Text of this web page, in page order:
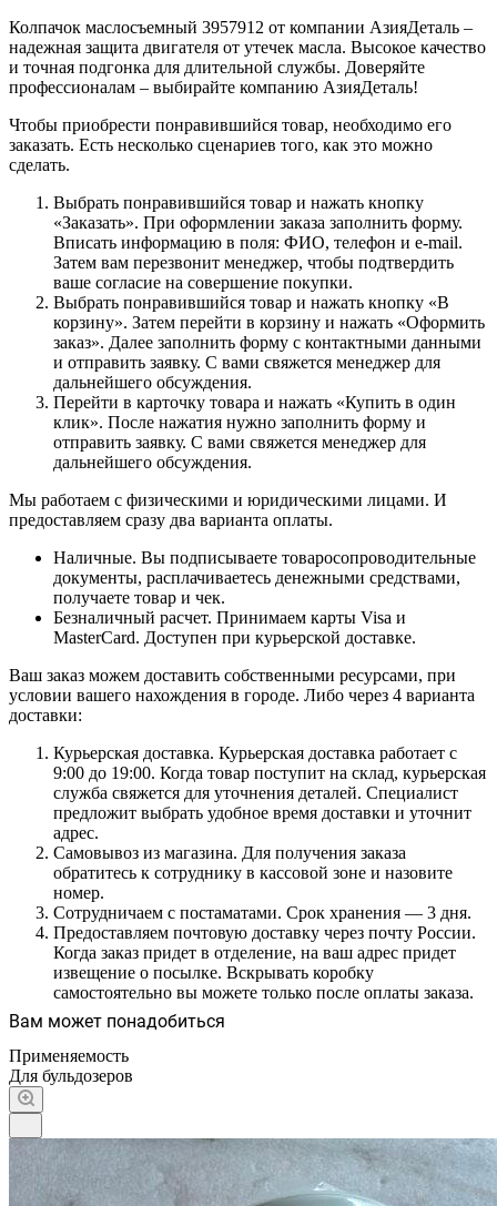
Колпачок маслосъемный 3957912 от компании АзияДеталь –
надежная защита двигателя от утечек масла. Высокое качество
и точная подгонка для длительной службы. Доверяйте
профессионалам – выбирайте компанию АзияДеталь!
Чтобы приобрести понравившийся товар, необходимо его
заказать. Есть несколько сценариев того, как это можно
сделать.
Выбрать понравившийся товар и нажать кнопку
«Заказать». При оформлении заказа заполнить форму.
Вписать информацию в поля: ФИО, телефон и e-mail.
Затем вам перезвонит менеджер, чтобы подтвердить
ваше согласие на совершение покупки.
Выбрать понравившийся товар и нажать кнопку «В
корзину». Затем перейти в корзину и нажать «Оформить
заказ». Далее заполнить форму с контактными данными
и отправить заявку. С вами свяжется менеджер для
дальнейшего обсуждения.
Перейти в карточку товара и нажать «Купить в один
клик». После нажатия нужно заполнить форму и
отправить заявку. С вами свяжется менеджер для
дальнейшего обсуждения.
Мы работаем с физическими и юридическими лицами. И
предоставляем сразу два варианта оплаты.
Наличные. Вы подписываете товаросопроводительные
документы, расплачиваетесь денежными средствами,
получаете товар и чек.
Безналичный расчет. Принимаем карты Visa и
MasterCard. Доступен при курьерской доставке.
Ваш заказ можем доставить собственными ресурсами, при
условии вашего нахождения в городе. Либо через 4 варианта
доставки:
Курьерская доставка. Курьерская доставка работает с
9:00 до 19:00. Когда товар поступит на склад, курьерская
служба свяжется для уточнения деталей. Специалист
предложит выбрать удобное время доставки и уточнит
адрес.
Самовывоз из магазина. Для получения заказа
обратитесь к сотруднику в кассовой зоне и назовите
номер.
Сотрудничаем с постаматами. Срок хранения — 3 дня.
Предоставляем почтовую доставку через почту России.
Когда заказ придет в отделение, на ваш адрес придет
извещение о посылке. Вскрывать коробку
самостоятельно вы можете только после оплаты заказа.
Вам может понадобиться
Применяемость
Для бульдозеров